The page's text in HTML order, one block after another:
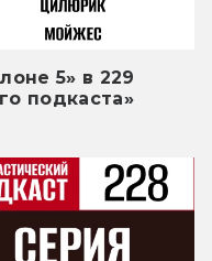
5» в 229
подкаста»